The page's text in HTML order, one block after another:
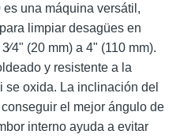
una máquina versátil,
limpiar desagües en
(20 mm) a 4" (110 mm).
y resistente a la
oxida. La inclinación del
el mejor ángulo de
interno ayuda a evitar